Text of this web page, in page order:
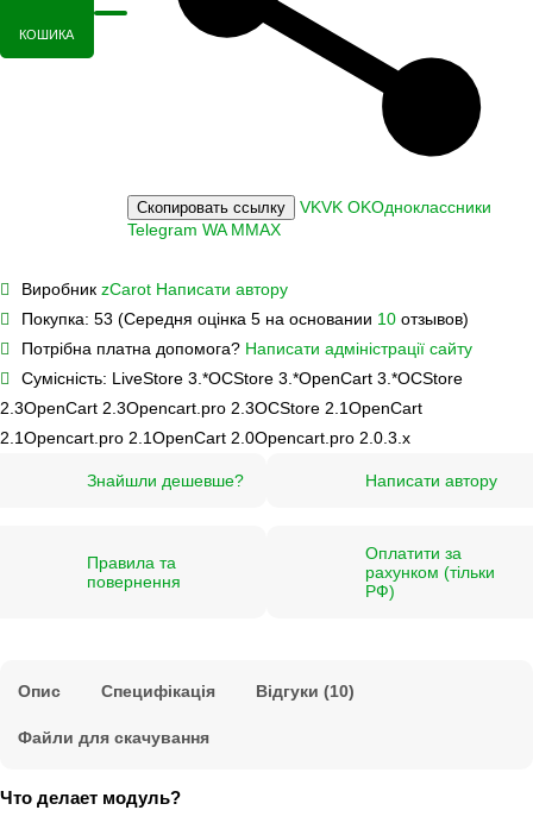
КОШИКА
Скопировать ссылку VKVK OKОдноклассники
Telegram WA MMAX
Виробник zCarot Написати автору
Покупка: 53 (Середня оцінка 5 на основании 10 отзывов)
Потрібна платна допомога? Написати адміністрації сайту
Сумісність: LiveStore 3.*OCStore 3.*OpenCart 3.*OCStore
2.3OpenCart 2.3Opencart.pro 2.3OCStore 2.1OpenCart
2.1Opencart.pro 2.1OpenCart 2.0Opencart.pro 2.0.3.х
Знайшли дешевше? Написати автору
Правила та
повернення
Оплатити за
рахунком (тільки
РФ)
Опис Специфікація Відгуки (10)
Файли для скачування
Что делает модуль?